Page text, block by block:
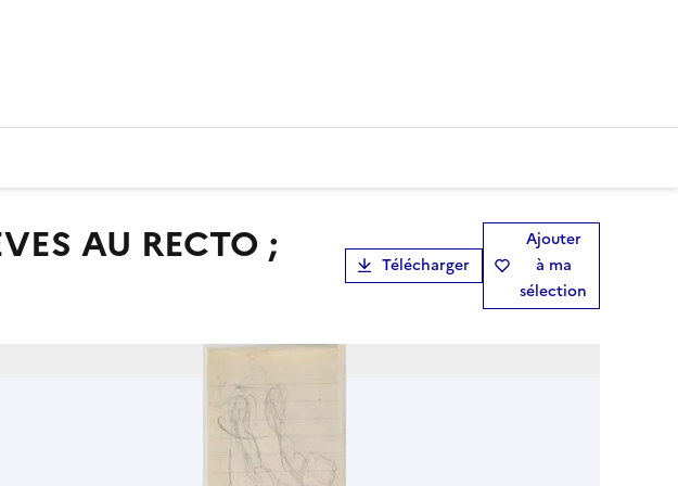
Télécharger
Ajouter
à ma
sélection